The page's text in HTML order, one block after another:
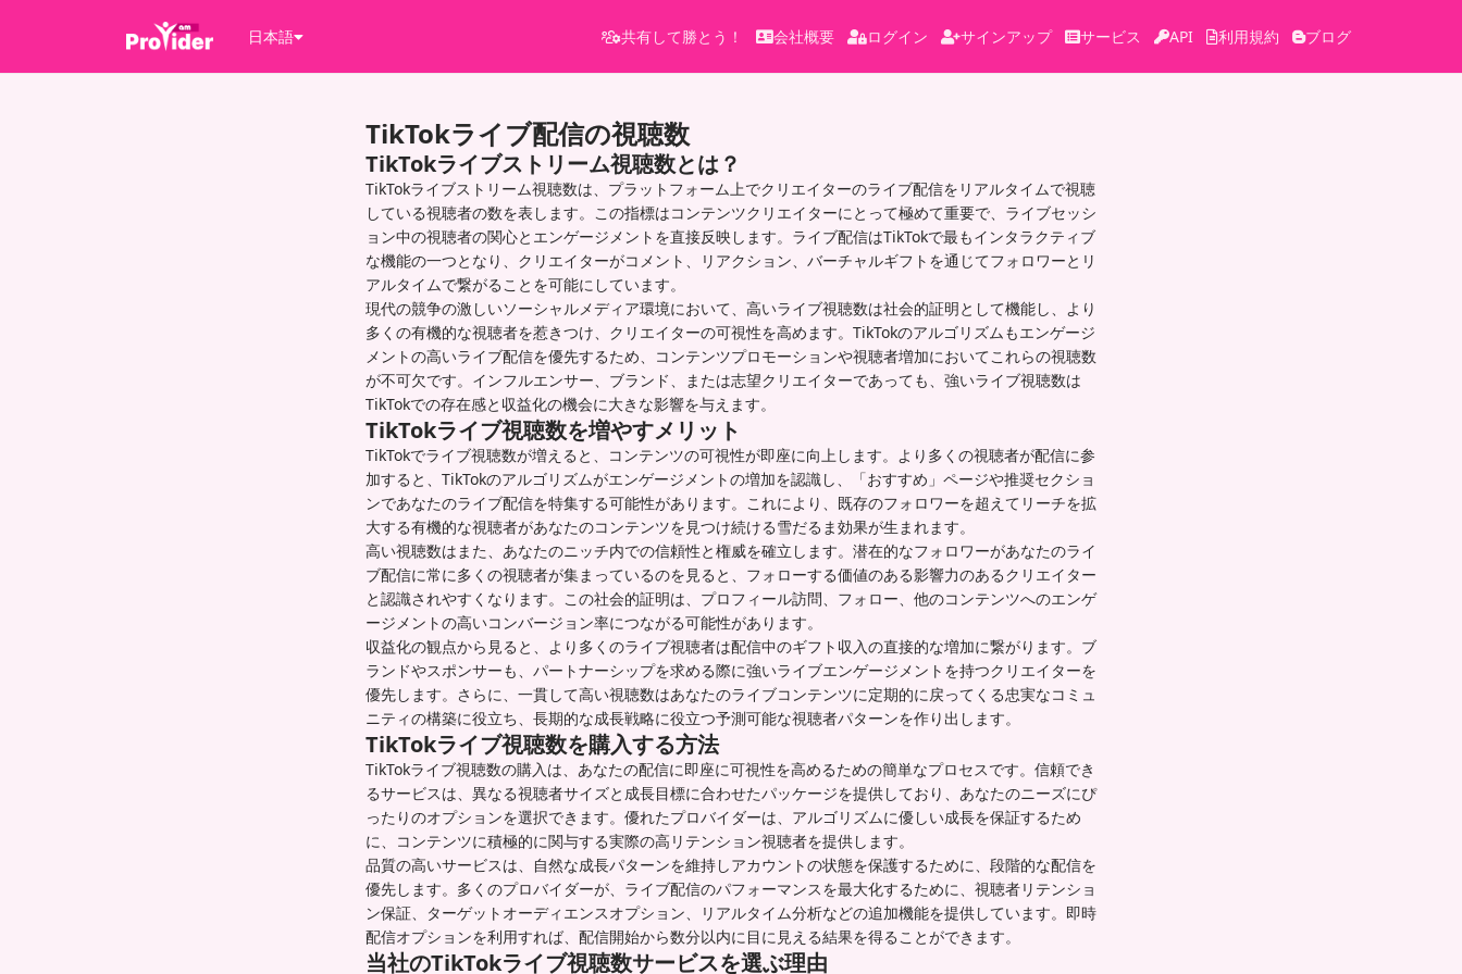
日本語 共有して勝とう！ 会社概要 ログイン サインアップ サービス API 利用規約 ブログ
TikTokライブ配信の視聴数
TikTokライブストリーム視聴数とは？
TikTokライブストリーム視聴数は、プラットフォーム上でクリエイターのライブ配信をリアルタイムで視聴
している視聴者の数を表します。この指標はコンテンツクリエイターにとって極めて重要で、ライブセッシ
ョン中の視聴者の関心とエンゲージメントを直接反映します。ライブ配信はTikTokで最もインタラクティブ
な機能の一つとなり、クリエイターがコメント、リアクション、バーチャルギフトを通じてフォロワーとリ
アルタイムで繋がることを可能にしています。
現代の競争の激しいソーシャルメディア環境において、高いライブ視聴数は社会的証明として機能し、より
多くの有機的な視聴者を惹きつけ、クリエイターの可視性を高めます。TikTokのアルゴリズムもエンゲージ
メントの高いライブ配信を優先するため、コンテンツプロモーションや視聴者増加においてこれらの視聴数
が不可欠です。インフルエンサー、ブランド、または志望クリエイターであっても、強いライブ視聴数は
TikTokでの存在感と収益化の機会に大きな影響を与えます。
TikTokライブ視聴数を増やすメリット
TikTokでライブ視聴数が増えると、コンテンツの可視性が即座に向上します。より多くの視聴者が配信に参
加すると、TikTokのアルゴリズムがエンゲージメントの増加を認識し、「おすすめ」ページや推奨セクショ
ンであなたのライブ配信を特集する可能性があります。これにより、既存のフォロワーを超えてリーチを拡
大する有機的な視聴者があなたのコンテンツを見つけ続ける雪だるま効果が生まれます。
高い視聴数はまた、あなたのニッチ内での信頼性と権威を確立します。潜在的なフォロワーがあなたのライ
ブ配信に常に多くの視聴者が集まっているのを見ると、フォローする価値のある影響力のあるクリエイター
と認識されやすくなります。この社会的証明は、プロフィール訪問、フォロー、他のコンテンツへのエンゲ
ージメントの高いコンバージョン率につながる可能性があります。
収益化の観点から見ると、より多くのライブ視聴者は配信中のギフト収入の直接的な増加に繋がります。ブ
ランドやスポンサーも、パートナーシップを求める際に強いライブエンゲージメントを持つクリエイターを
優先します。さらに、一貫して高い視聴数はあなたのライブコンテンツに定期的に戻ってくる忠実なコミュ
ニティの構築に役立ち、長期的な成長戦略に役立つ予測可能な視聴者パターンを作り出します。
TikTokライブ視聴数を購入する方法
TikTokライブ視聴数の購入は、あなたの配信に即座に可視性を高めるための簡単なプロセスです。信頼でき
るサービスは、異なる視聴者サイズと成長目標に合わせたパッケージを提供しており、あなたのニーズにぴ
ったりのオプションを選択できます。優れたプロバイダーは、アルゴリズムに優しい成長を保証するため
に、コンテンツに積極的に関与する実際の高リテンション視聴者を提供します。
品質の高いサービスは、自然な成長パターンを維持しアカウントの状態を保護するために、段階的な配信を
優先します。多くのプロバイダーが、ライブ配信のパフォーマンスを最大化するために、視聴者リテンショ
ン保証、ターゲットオーディエンスオプション、リアルタイム分析などの追加機能を提供しています。即時
配信オプションを利用すれば、配信開始から数分以内に目に見える結果を得ることができます。
当社のTikTokライブ視聴数サービスを選ぶ理由